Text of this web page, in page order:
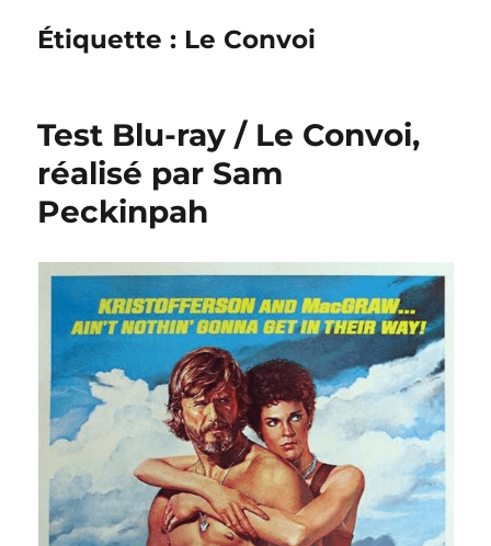
Étiquette : Le Convoi
Test Blu-ray / Le Convoi,
réalisé par Sam
Peckinpah